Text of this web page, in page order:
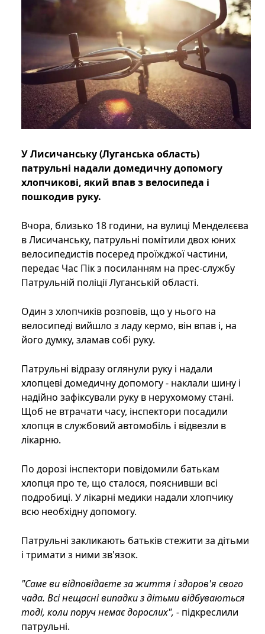
У Лисичанську (Луганська область)
патрульні надали домедичну допомогу
хлопчикові, який впав з велосипеда і
пошкодив руку.
Вчора, близько 18 години, на вулиці Менделєєва
в Лисичанську, патрульні помітили двох юних
велосипедистів посеред проїжджої частини,
передає Час Пік з посиланням на прес-службу
Патрульній поліції Луганській області.
Один з хлопчиків розповів, що у нього на
велосипеді вийшло з ладу кермо, він впав і, на
його думку, зламав собі руку.
Патрульні відразу оглянули руку і надали
хлопцеві домедичну допомогу - наклали шину і
надійно зафіксували руку в нерухомому стані.
Щоб не втрачати часу, інспектори посадили
хлопця в службовий автомобіль і відвезли в
лікарню.
По дорозі інспектори повідомили батькам
хлопця про те, що сталося, пояснивши всі
подробиці. У лікарні медики надали хлопчику
всю необхідну допомогу.
Патрульні закликають батьків стежити за дітьми
і тримати з ними зв'язок.
"Саме ви відповідаєте за життя і здоров'я свого
чада. Всі нещасні випадки з дітьми відбуваються
тоді, коли поруч немає дорослих", - підкреслили
патрульні.